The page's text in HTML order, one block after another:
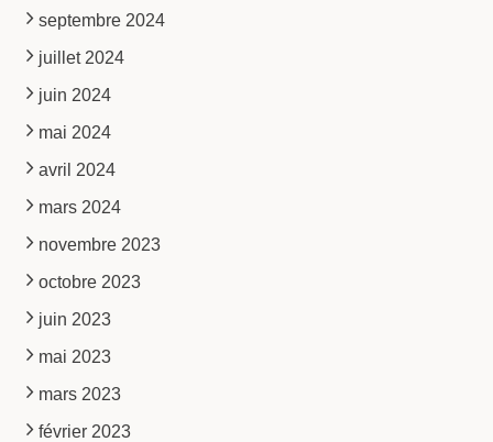
septembre 2024
juillet 2024
juin 2024
mai 2024
avril 2024
mars 2024
novembre 2023
octobre 2023
juin 2023
mai 2023
mars 2023
février 2023